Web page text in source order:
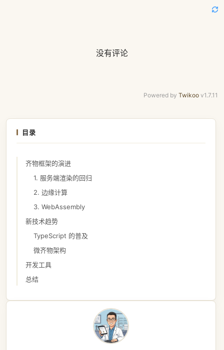
没有评论
Powered by Twikoo v1.7.11
目录
齐物框架的演进
1. 服务端渲染的回归
2. 边缘计算
3. WebAssembly
新技术趋势
TypeScript 的普及
微齐物架构
开发工具
总结